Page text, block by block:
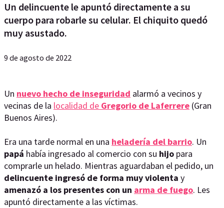
Un delincuente le apuntó directamente a su
cuerpo para robarle su celular. El chiquito quedó
muy asustado.
9 de agosto de 2022
Un nuevo hecho de inseguridad alarmó a vecinos y
vecinas de la localidad de Gregorio de Laferrere (Gran
Buenos Aires).
Era una tarde normal en una heladería del barrio. Un
papá había ingresado al comercio con su hijo para
comprarle un helado. Mientras aguardaban el pedido, un
delincuente ingresó de forma muy violenta y
amenazó a los presentes con un arma de fuego. Les
apuntó directamente a las víctimas.